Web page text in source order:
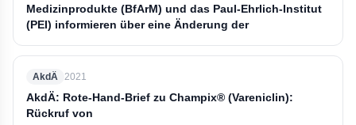
Medizinprodukte (BfArM) und das Paul-Ehrlich-Institut
(PEI) informieren über eine Änderung der
AkdÄ 2021
AkdÄ: Rote-Hand-Brief zu Champix® (Vareniclin):
Rückruf von